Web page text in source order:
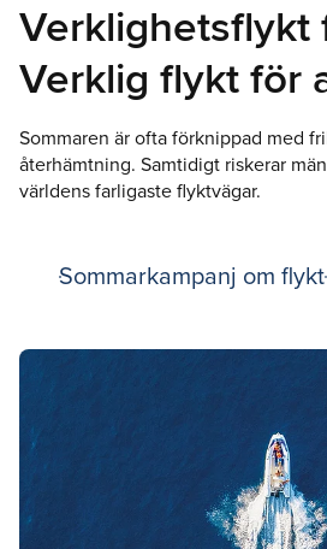
Verklighetsflykt
Verklig flykt för
Sommaren är ofta förknippad med
återhämtning. Samtidigt riskerar
världens farligaste flyktvägar.
Sommarkampanj om flykt